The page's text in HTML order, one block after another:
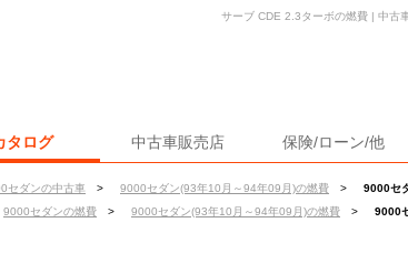
タログ 中古車販売店 保険/ローン/他
セダンの中古車 > 9000セダン(93年10月～94年09月)の燃費 >
9000セ
9000セダンの燃費 > 9000セダン(93年10月～94年09月)の燃費 > 9000
サーブ CDE 2.3ターボの燃費 | 中古